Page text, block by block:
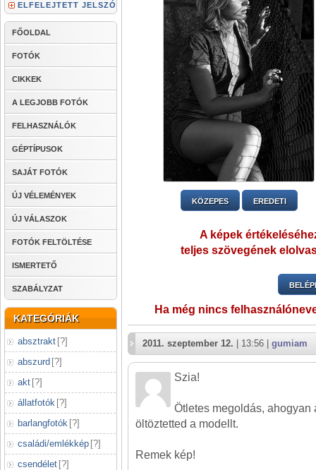
ELFELEJTETT JELSZÓ
FŐOLDAL
FOTÓK
CIKKEK
A LEGJOBB FOTÓK
FELHASZNÁLÓK
GÉPTÍPUSOK
SAJÁT FOTÓK
ÚJ VÉLEMÉNYEK
ÚJ VÁLASZOK
FOTÓK FELTÖLTÉSE
ISMERTETŐ
SZABÁLYZAT
KATEGÓRIÁK
absztrakt [?]
abszurd [?]
akt [?]
állatfotók [?]
barlangfotók [?]
családi/emlékkép [?]
csendélet [?]
KÖZEPES EREDETI
A képek
teljes szövegének
Ha még nincs
2011. szeptember 12. | 13:56 | gumiam
Szia!
Ötletes megoldás, ahogyan
öltöztetted a modellt.
Remek kép!